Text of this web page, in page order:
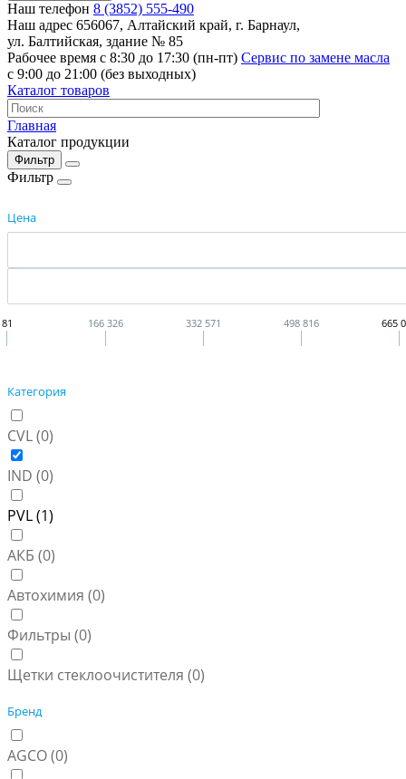
Наш телефон 8 (3852) 555-490
Наш адрес 656067, Алтайский край, г. Барнаул,
ул. Балтийская, здание № 85
Рабочее время с 8:30 до 17:30 (пн-пт) Сервис по замене масла
с 9:00 до 21:00 (без выходных)
Каталог товаров
Главная
Каталог продукции
Фильтр
Фильтр
Цена
81 166 326 332 571 498 816 665
Категория
CVL (0)
IND (0)
PVL (1)
АКБ (0)
Автохимия (0)
Фильтры (0)
Щетки стеклоочистителя (0)
Бренд
AGCO (0)